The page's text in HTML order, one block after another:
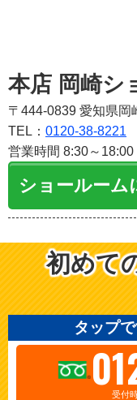
本店 岡崎シ
〒444-0839 愛知県岡
TEL： 0120-38-8221
営業時間 8:30～18:00
ショールーム
初めて
タップ
受付